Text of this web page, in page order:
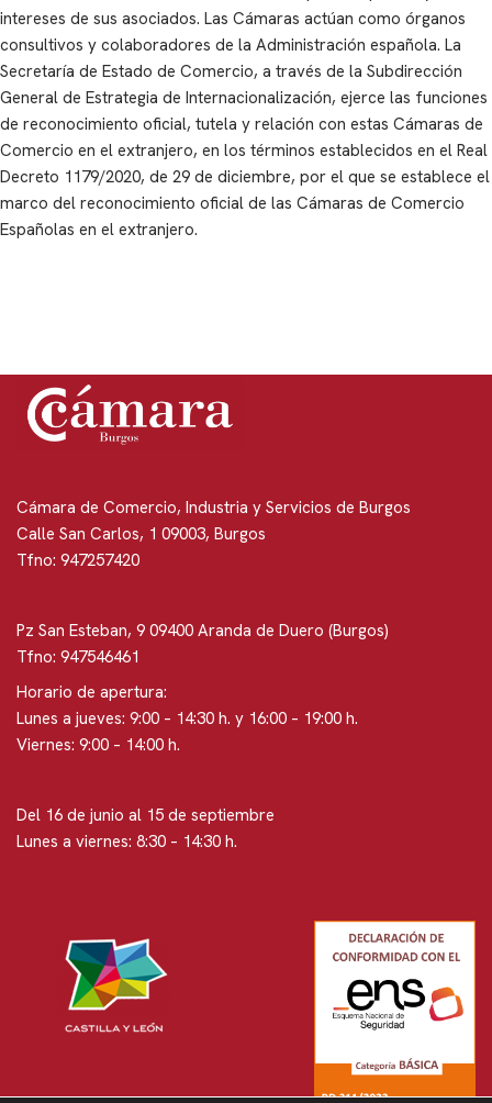
intereses de sus asociados. Las Cámaras actúan como órganos
consultivos y colaboradores de la Administración española. La
Secretaría de Estado de Comercio, a través de la Subdirección
General de Estrategia de Internacionalización, ejerce las funciones
de reconocimiento oficial, tutela y relación con estas Cámaras de
Comercio en el extranjero, en los términos establecidos en el Real
Decreto 1179/2020, de 29 de diciembre, por el que se establece el
marco del reconocimiento oficial de las Cámaras de Comercio
Españolas en el extranjero.
Cámara de Comercio, Industria y Servicios de Burgos
Calle San Carlos, 1 09003, Burgos
Tfno: 947257420
Pz San Esteban, 9 09400 Aranda de Duero (Burgos)
Tfno: 947546461
Horario de apertura:
Lunes a jueves: 9:00 – 14:30 h. y 16:00 – 19:00 h.
Viernes: 9:00 – 14:00 h.
Del 16 de junio al 15 de septiembre
Lunes a viernes: 8:30 – 14:30 h.